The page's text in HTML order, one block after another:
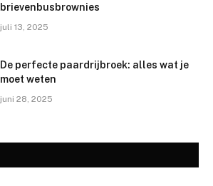
brievenbusbrownies
juli 13, 2025
De perfecte paardrijbroek: alles wat je
moet weten
juni 28, 2025